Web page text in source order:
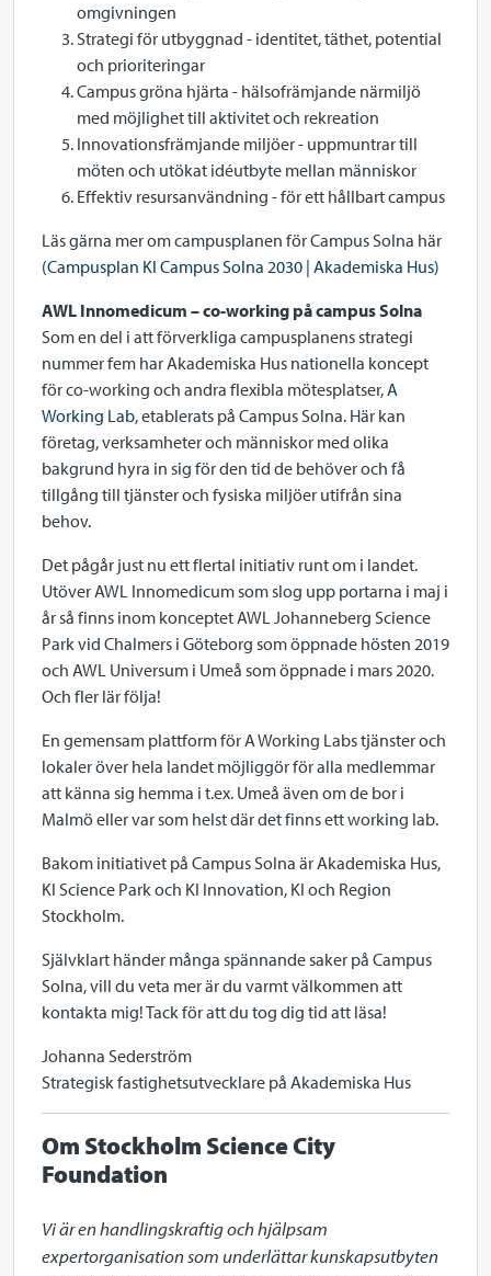
omgivningen
Strategi för utbyggnad - identitet, täthet, potential
och prioriteringar
Campus gröna hjärta - hälsofrämjande närmiljö
med möjlighet till aktivitet och rekreation
Innovationsfrämjande miljöer - uppmuntrar till
möten och utökat idéutbyte mellan människor
Effektiv resursanvändning - för ett hållbart campus
Läs gärna mer om campusplanen för Campus Solna här
(Campusplan KI Campus Solna 2030 | Akademiska Hus)
AWL Innomedicum – co-working på campus Solna
Som en del i att förverkliga campusplanens strategi
nummer fem har Akademiska Hus nationella koncept
för co-working och andra flexibla mötesplatser,A
Working Lab, etablerats på Campus Solna. Här kan
företag, verksamheter och människor med olika
bakgrund hyra in sig för den tid de behöver och få
tillgång till tjänster och fysiska miljöer utifrån sina
behov.
Det pågår just nu ett flertal initiativ runt om i landet.
Utöver AWL Innomedicum som slog upp portarna i maj i
år så finns inom konceptet AWL Johanneberg Science
Park vid Chalmers i Göteborg som öppnade hösten 2019
och AWL Universum i Umeå som öppnade i mars 2020.
Och fler lär följa!
En gemensam plattform för A Working Labs tjänster och
lokaler över hela landet möjliggör för alla medlemmar
att känna sig hemma i t.ex. Umeå även om de bor i
Malmö eller var som helst där det finns ett working lab.
Bakom initiativet på Campus Solna är Akademiska Hus,
KI Science Park och KI Innovation, KI och Region
Stockholm.
Självklart händer många spännande saker på Campus
Solna, vill du veta mer är du varmt välkommen att
kontakta mig! Tack för att du tog dig tid att läsa!
Johanna Sederström
Strategisk fastighetsutvecklare på Akademiska Hus
Om Stockholm Science City
Foundation
Vi är en handlingskraftig och hjälpsam
expertorganisation som underlättar kunskapsutbyten